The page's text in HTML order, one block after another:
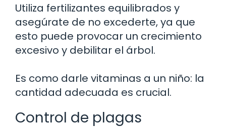
Utiliza fertilizantes equilibrados y
asegúrate de no excederte, ya que
esto puede provocar un crecimiento
excesivo y debilitar el árbol.
Es como darle vitaminas a un niño: la
cantidad adecuada es crucial.
Control de plagas